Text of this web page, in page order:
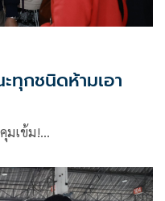
ทุกชนิดห้ามเอา
มเข้ม!…